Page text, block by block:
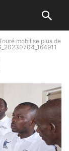
mobilise plus de